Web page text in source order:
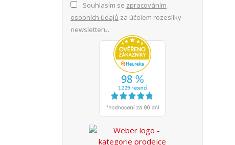
Souhlasím se zpracováním
osobních údajů za účelem rozesílky
newsletteru.